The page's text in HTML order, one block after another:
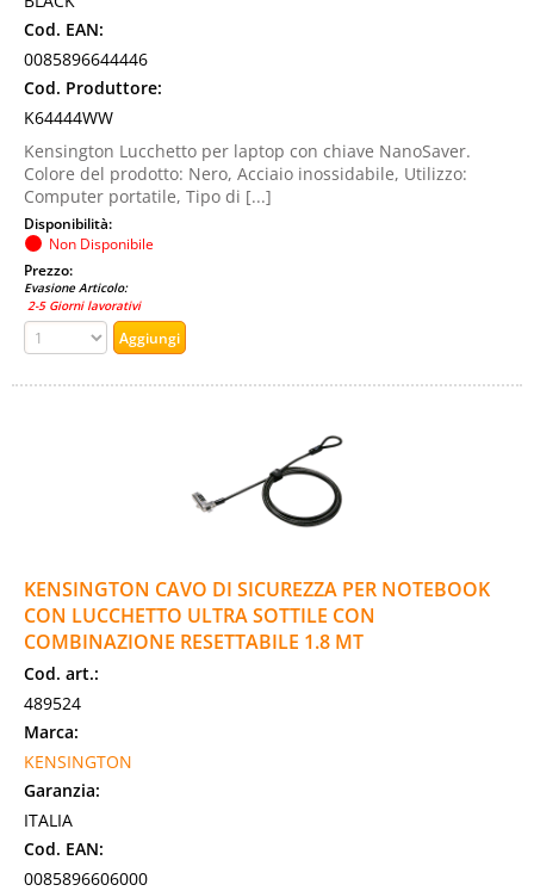
Cod. EAN:
0085896644446
Cod. Produttore:
K64444WW
Kensington Lucchetto per laptop con chiave NanoSaver.
Colore del prodotto: Nero, Acciaio inossidabile, Utilizzo:
Computer portatile, Tipo di [...]
Disponibilità:
Non Disponibile
Prezzo:
Evasione Articolo:
2-5 Giorni lavorativi
KENSINGTON CAVO DI SICUREZZA PER NOTEBOOK
CON LUCCHETTO ULTRA SOTTILE CON
COMBINAZIONE RESETTABILE 1.8 MT
Cod. art.:
489524
Marca:
KENSINGTON
Garanzia:
ITALIA
Cod. EAN:
0085896606000